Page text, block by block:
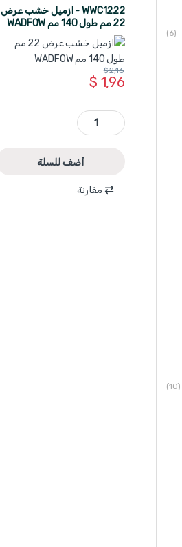
WWC1222 - ازميل خشب عرض
22 مم طول 140 مم WADFOW
$ 1,96
$2,16
WWC1222 - ازميل خشب عرض 22 مم طول 140 مم WADFOW quantity
أضف للسلة
مقارنة
(6)
(10)